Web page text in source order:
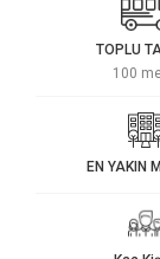
TOPLU
100
EN YAKIN